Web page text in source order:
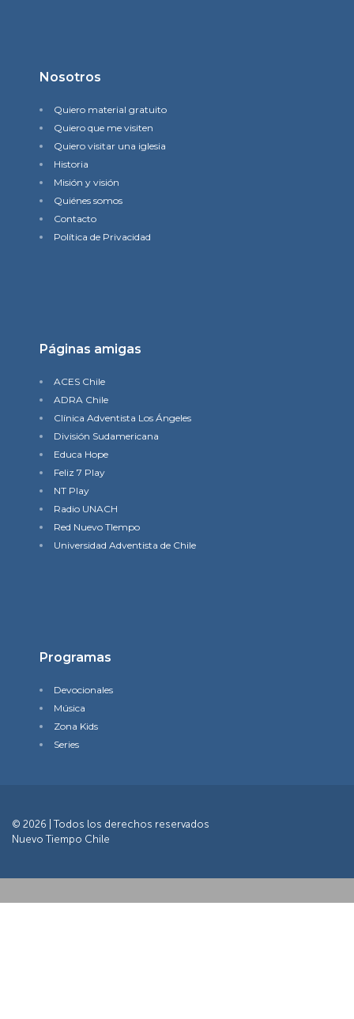
Nosotros
Quiero material gratuito
Quiero que me visiten
Quiero visitar una iglesia
Historia
Misión y visión
Quiénes somos
Contacto
Política de Privacidad
Páginas amigas
ACES Chile
ADRA Chile
Clínica Adventista Los Ángeles
División Sudamericana
Educa Hope
Feliz 7 Play
NT Play
Radio UNACH
Red Nuevo TIempo
Universidad Adventista de Chile
Programas
Devocionales
Música
Zona Kids
Series
© 2026 | Todos los derechos reservados
Nuevo Tiempo Chile